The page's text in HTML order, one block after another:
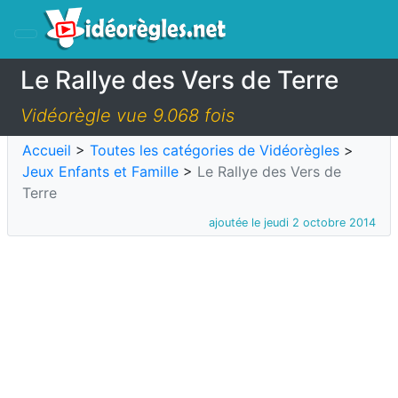
Le Rallye des Vers de Terre
Vidéorègle vue 9.068 fois
Accueil > Toutes les catégories de Vidéorègles >
Jeux Enfants et Famille > Le Rallye des Vers de
Terre
ajoutée le jeudi 2 octobre 2014